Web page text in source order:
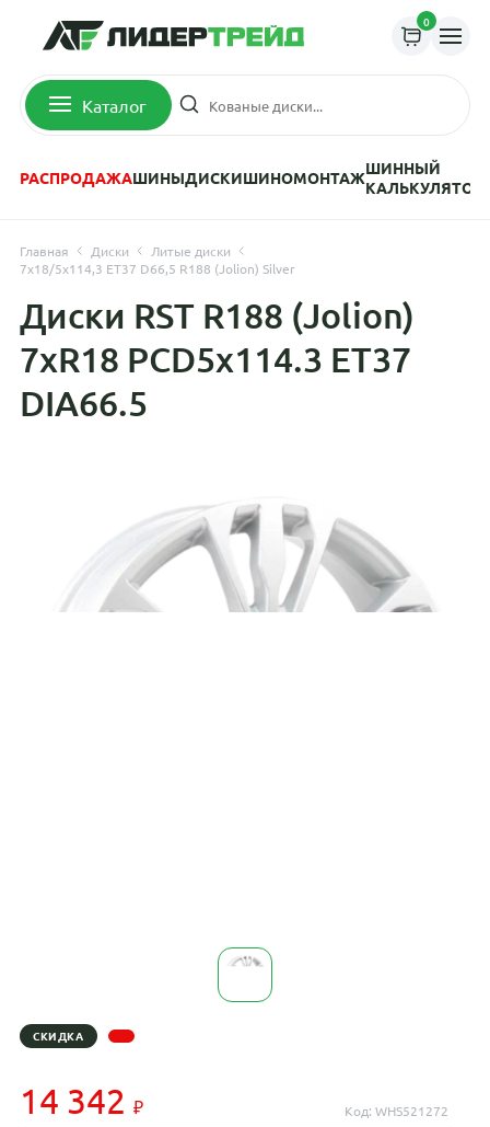
0
Каталог
РАСПРОДАЖАШИНЫДИСКИШИНОМОНТАЖШИННЫЙ
КАЛЬКУЛЯТОР
Главная Диски
Литые диски
7x18/5x114,3 ET37 D66,5 R188 (Jolion) Silver
Диски RST R188 (Jolion)
7xR18 PCD5x114.3 ET37
DIA66.5
СКИДКА
14 342 Код: WHS521272